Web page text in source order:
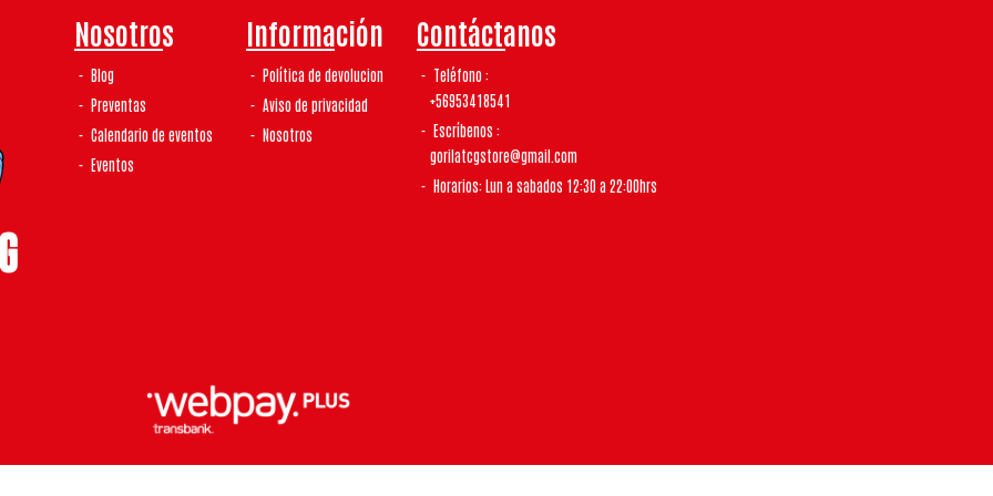
Nosotros
Blog
Preventas
Calendario de eventos
Eventos
Información
Política de devolucion
Aviso de privacidad
Nosotros
Contáctanos
Teléfono
+56953418541
Escríbenos
gorilatcgstore@gmail.com
Horarios: Lun a sabados 12:30 a 22:00hrs